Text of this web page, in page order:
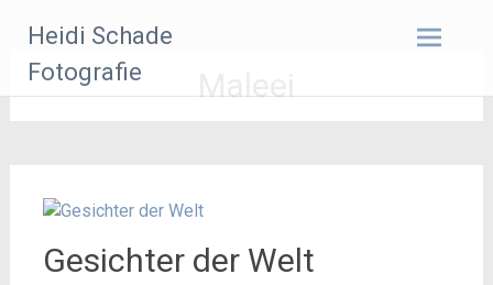
Inhalt
springen
Heidi Schade
Fotografie
Maleei
Gesichter der Welt